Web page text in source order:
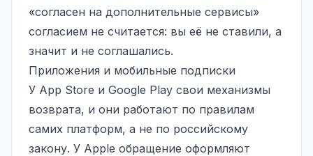
«согласен на дополнительные сервисы»
согласием не считается: вы её не ставили, а
значит и не соглашались.
Приложения и мобильные подписки
У App Store и Google Play свои механизмы
возврата, и они работают по правилам
самих платформ, а не по российскому
закону. У Apple обращение оформляют